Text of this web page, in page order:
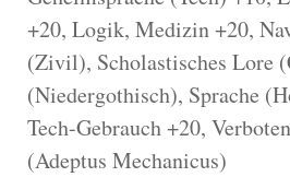
+20, Logik, Medizin +20,
(Zivil), Scholastisches Lore
(Niedergothisch), Sprache
Tech-Gebrauch +20,
(Adeptus Mechanicus)